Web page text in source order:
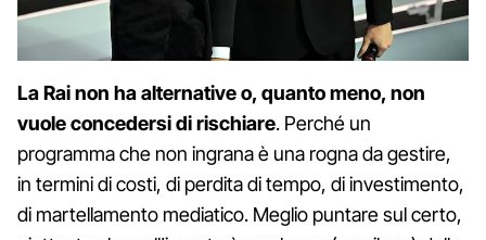
La Rai non ha alternative o, quanto meno, non
vuole concedersi di rischiare. Perché un
programma che non ingrana è una rogna da gestire,
in termini di costi, di perdita di tempo, di investimento,
di martellamento mediatico. Meglio puntare sul certo,